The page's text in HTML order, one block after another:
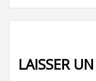
LAISSER